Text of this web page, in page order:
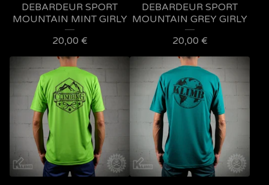
DEBARDEUR SPORT
MOUNTAIN MINT GIRLY
20,00 €
DEBARDEUR SPORT
MOUNTAIN GREY GIRLY
20,00 €